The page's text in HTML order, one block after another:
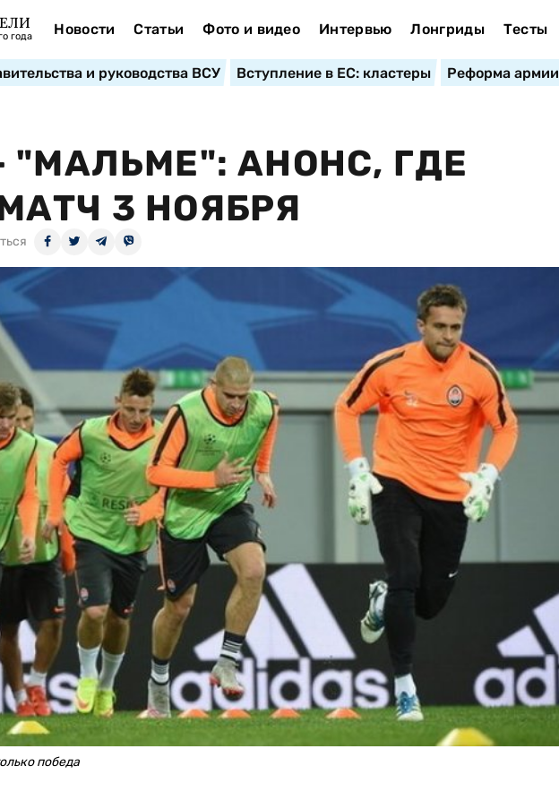
года Новости Статьи Фото и видео Интервью Лонгриды Тесты
и руководства ВСУ Вступление в ЕС: кластеры Реформа армии
"МАЛЬМЕ": АНОНС, ГДЕ
3 НОЯБРЯ
победа